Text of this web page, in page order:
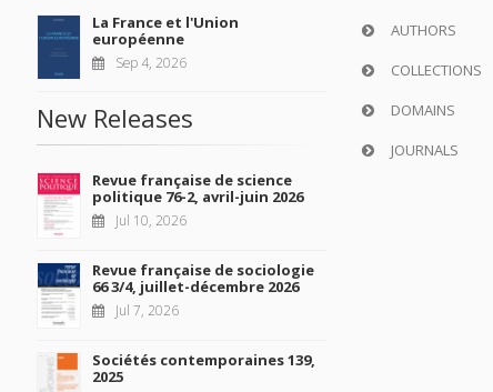
La France et l'Union
européenne
Sep 4, 2026
New Releases
Revue française de science
politique 76-2, avril-juin 2026
Jul 10, 2026
Revue française de sociologie
66 3/4, juillet-décembre 2026
Jul 7, 2026
Sociétés contemporaines 139,
2025
AUTHORS
COLLECTIONS
DOMAINS
JOURNALS